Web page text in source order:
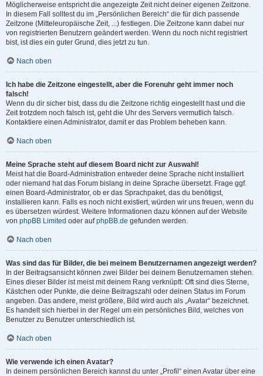
Möglicherweise entspricht die angezeigte Zeit nicht deiner eigenen Zeitzone.
In diesem Fall solltest du im „Persönlichen Bereich“ die für dich passende
Zeitzone (Mitteleuropäische Zeit, ...) festlegen. Die Zeitzone kann dabei nur
von registrierten Benutzern geändert werden. Wenn du noch nicht registriert
bist, ist dies ein guter Grund, dies jetzt zu tun.
Nach oben
Ich habe die Zeitzone eingestellt, aber die Forenuhr geht immer noch
falsch!
Wenn du dir sicher bist, dass du die Zeitzone richtig eingestellt hast und die
Zeit trotzdem noch falsch ist, geht die Uhr des Servers vermutlich falsch.
Kontaktiere einen Administrator, damit er das Problem beheben kann.
Nach oben
Meine Sprache steht auf diesem Board nicht zur Auswahl!
Meist hat die Board-Administration entweder deine Sprache nicht installiert
oder niemand hat das Forum bislang in deine Sprache übersetzt. Frage ggf.
einen Board-Administrator, ob er das Sprachpaket, das du benötigst,
installieren kann. Falls es noch nicht existiert, würden wir uns freuen, wenn du
es übersetzen würdest. Weitere Informationen dazu können auf der Website
von phpBB Limited oder aufphpBB.de gefunden werden.
Nach oben
Was sind das für Bilder, die bei meinem Benutzernamen angezeigt werden?
In der Beitragsansicht können zwei Bilder bei deinem Benutzernamen stehen.
Eines dieser Bilder ist meist mit deinem Rang verknüpft: Oft sind dies Sterne,
Kästchen oder Punkte, die deine Beitragszahl oder deinen Status im Forum
angeben. Das andere, meist größere, Bild wird auch als „Avatar“ bezeichnet.
Es handelt sich hierbei in der Regel um ein persönliches Bild, welches von
Benutzer zu Benutzer unterschiedlich ist.
Nach oben
Wie verwende ich einen Avatar?
In deinem persönlichen Bereich kannst du unter „Profil“ einen Avatar über eine